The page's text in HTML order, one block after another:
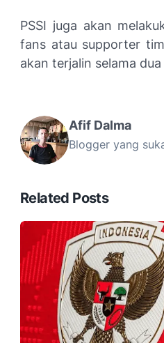
PSSI juga akan
fans atau supporter
akan terjalin selama
Afif Dalma
Blogger yang
Related Posts